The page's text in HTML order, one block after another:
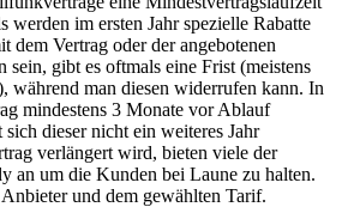
werden im ersten Jahr spezielle Rabatte
dem Vertrag oder der angebotenen
gibt es oftmals eine Frist (meistens
während man diesen widerrufen kann. In
mindestens 3 Monate vor Ablauf
dieser nicht ein weiteres Jahr
verlängert wird, bieten viele der
an um die Kunden bei Laune zu halten.
und dem gewählten Tarif.